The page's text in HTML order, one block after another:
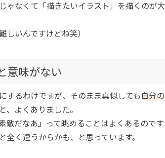
ゃなくて「描きたいイラスト」を描くのが大
しいんですけどね笑）
意味がない
するわけですが、そのまま真似しても自分の
、よくありました。
敵だなあ」って眺めることはよくあるのです
く違うからかも、と思っています。